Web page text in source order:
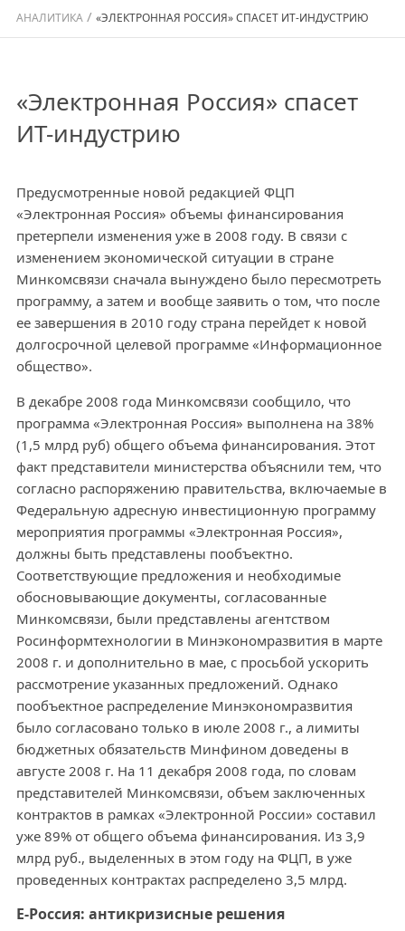
АНАЛИТИКА / «ЭЛЕКТРОННАЯ РОССИЯ» СПАСЕТ ИТ-ИНДУСТРИЮ
«Электронная Россия» спасет
ИТ-индустрию
Предусмотренные новой редакцией ФЦП
«Электронная Россия» объемы финансирования
претерпели изменения уже в 2008 году. В связи с
изменением экономической ситуации в стране
Минкомсвязи сначала вынуждено было пересмотреть
программу, а затем и вообще заявить о том, что после
ее завершения в 2010 году страна перейдет к новой
долгосрочной целевой программе «Информационное
общество».
В декабре 2008 года Минкомсвязи сообщило, что
программа «Электронная Россия» выполнена на 38%
(1,5 млрд руб) общего объема финансирования. Этот
факт представители министерства объяснили тем, что
согласно распоряжению правительства, включаемые в
Федеральную адресную инвестиционную программу
мероприятия программы «Электронная Россия»,
должны быть представлены пообъектно.
Соответствующие предложения и необходимые
обосновывающие документы, согласованные
Минкомсвязи, были представлены агентством
Росинформтехнологии в Минэкономразвития в марте
2008 г. и дополнительно в мае, с просьбой ускорить
рассмотрение указанных предложений. Однако
пообъектное распределение Минэкономразвития
было согласовано только в июле 2008 г., а лимиты
бюджетных обязательств Минфином доведены в
августе 2008 г. На 11 декабря 2008 года, по словам
представителей Минкомсвязи, объем заключенных
контрактов в рамках «Электронной России» составил
уже 89% от общего объема финансирования. Из 3,9
млрд руб., выделенных в этом году на ФЦП, в уже
проведенных контрактах распределено 3,5 млрд.
Е-Россия: антикризисные решения